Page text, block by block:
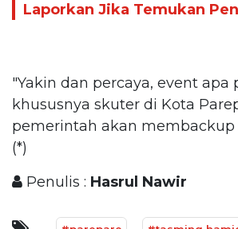
Laporkan Jika Temukan
"Yakin dan percaya, event apa
khususnya skuter di Kota
pemerintah akan membackup
(*)
Penulis : Hasrul Nawir